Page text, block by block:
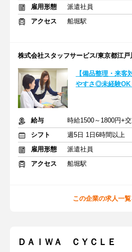
雇用形態
派遣社員
アクセス
船堀駅
株式会社スタッフサービス/東京都江戸
【備品整理・来
やすさ◎未経験
給与
時給1500～1800円+
シフト
週5日 1日6時間以上
雇用形態
派遣社員
アクセス
船堀駅
この企業の求人一
ＤＡＩＷＡ ＣＹＣＬＥ